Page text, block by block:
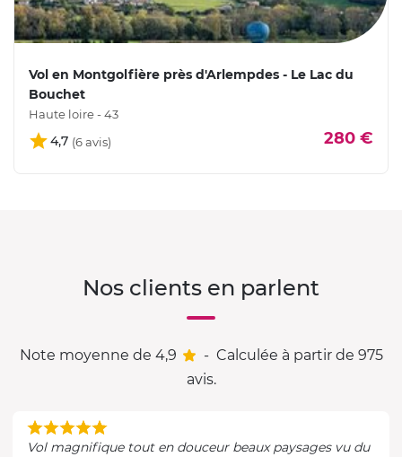
Vol en Montgolfière près d'Arlempdes - Le Lac du
Bouchet
Haute loire - 43
4,7 280 €
Nos clients en parlent
Note moyenne de 4,9 - Calculée à partir de 975
avis.
Vol magnifique tout en douceur beaux paysages vu du